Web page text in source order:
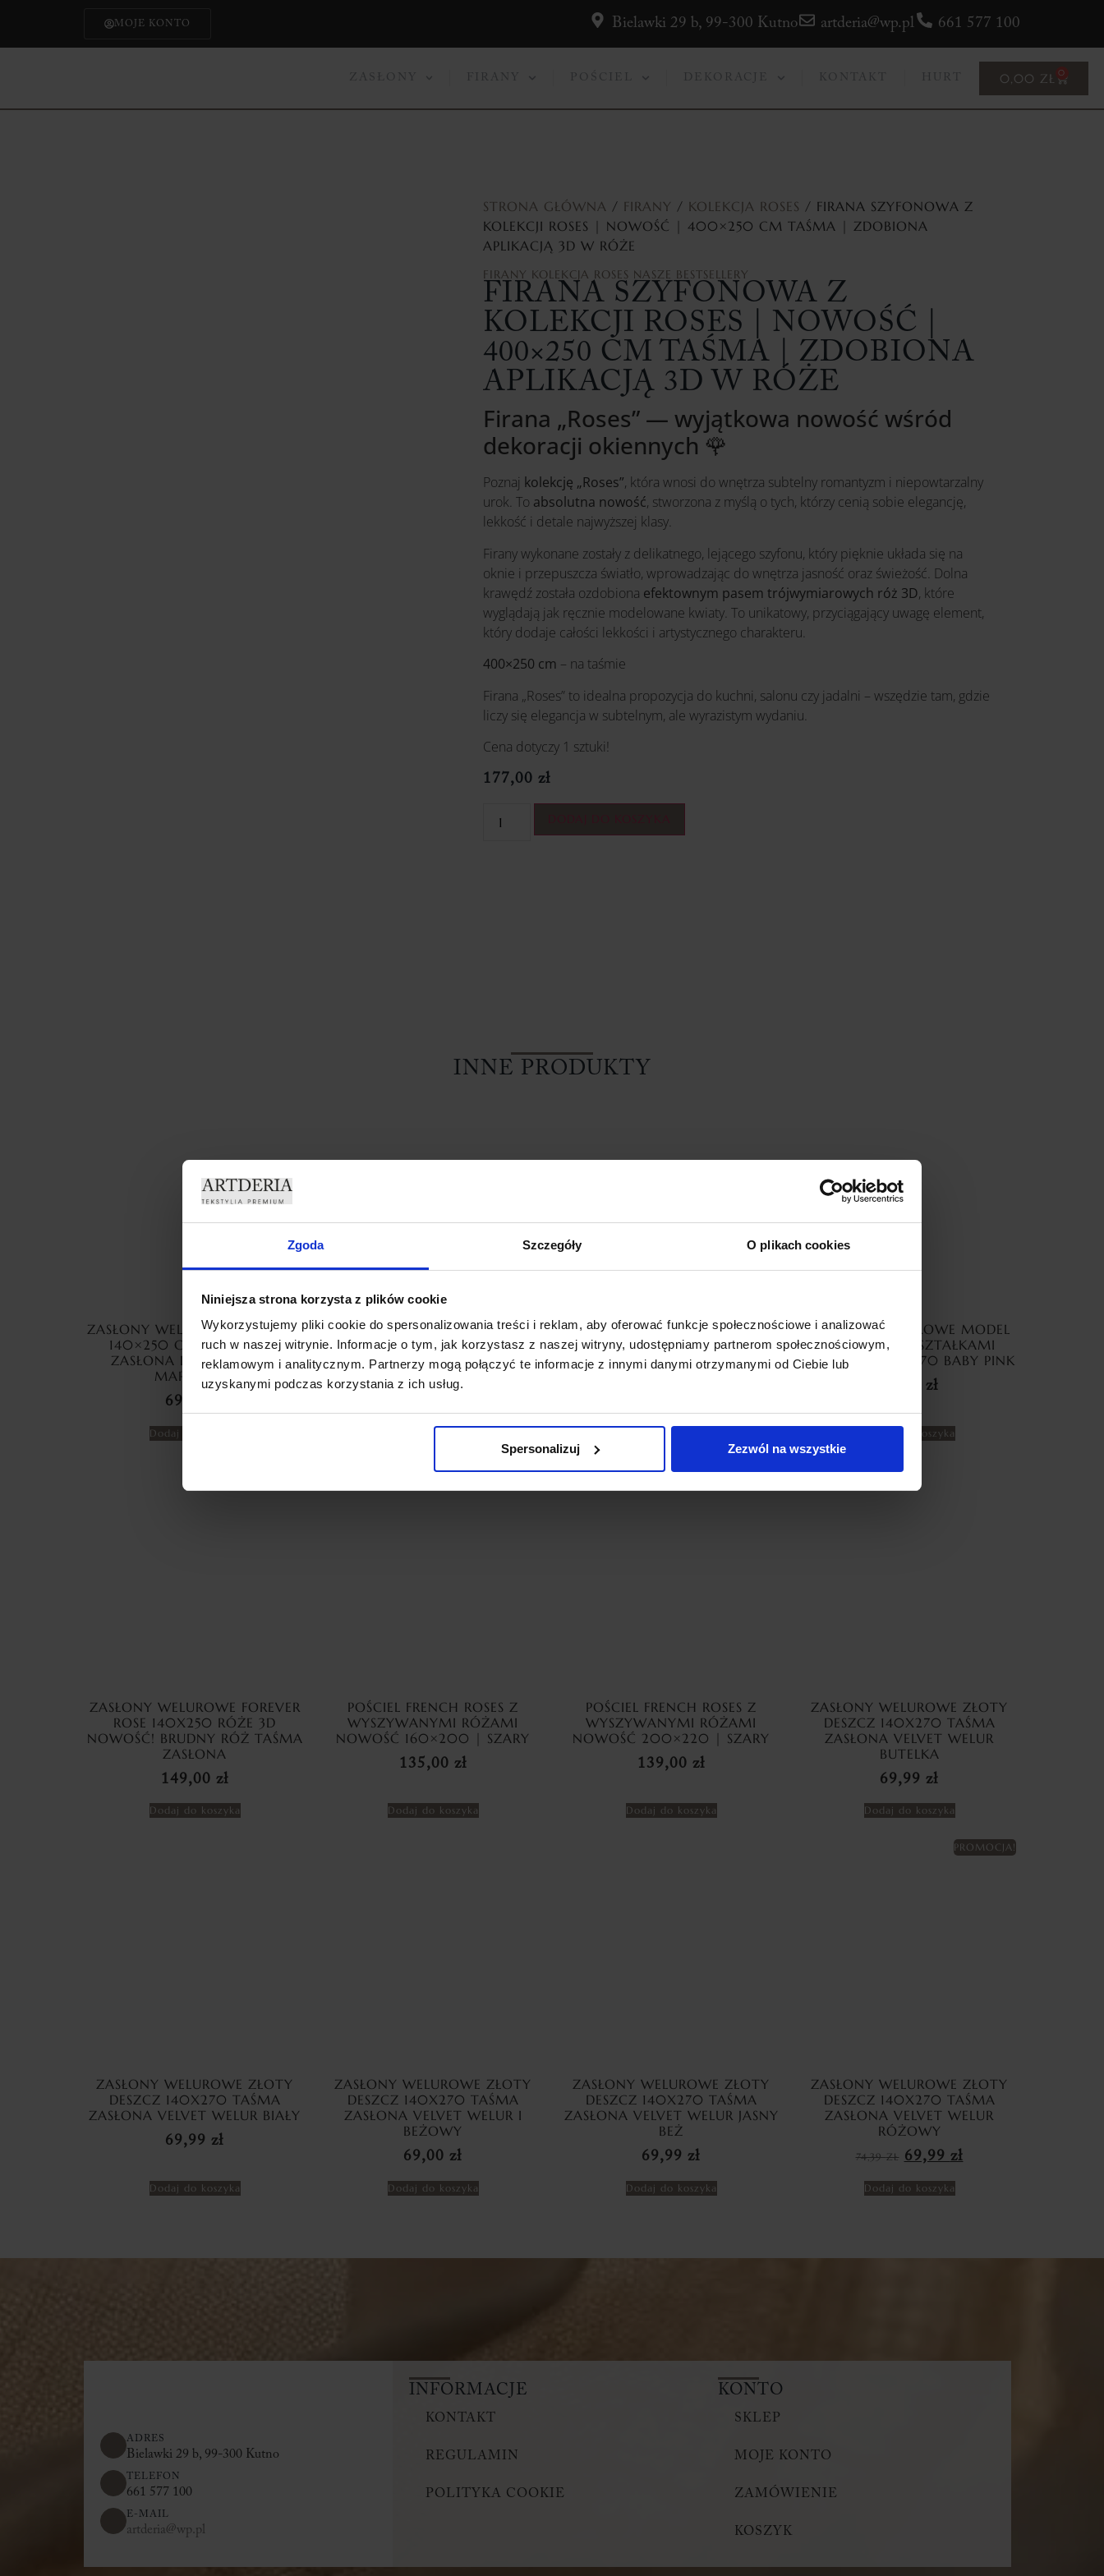
Zgoda Szczegóły O plikach cookies
Niniejsza strona korzysta z plików cookie
Wykorzystujemy pliki cookie do spersonalizowania treści i reklam, aby oferować funkcje społecznościowe i analizować
ruch w naszej witrynie. Informacje o tym, jak korzystasz z naszej witryny, udostępniamy partnerom społecznościowym,
reklamowym i analitycznym. Partnerzy mogą połączyć te informacje z innymi danymi otrzymanymi od Ciebie lub
uzyskanymi podczas korzystania z ich usług.
Spersonalizuj Zezwól na wszystkie
MOJE KONTO Bielawki 29 b, 99-300 Kutno artderia@wp.pl 661 577 100
ZASŁONY FIRANY POŚCIEL DEKORACJE KONTAKT HURT 0,00 ZŁ 0
STRONA GŁÓWNA / FIRANY / KOLEKCJA ROSES / FIRANA SZYFONOWA Z
KOLEKCJI ROSES | NOWOŚĆ | 400×250 CM TAŚMA | ZDOBIONA
APLIKACJĄ 3D W RÓŻE
FIRANY KOLEKCJA ROSES NASZE BESTSELLERY
FIRANA SZYFONOWA Z
KOLEKCJI ROSES | NOWOŚĆ |
400×250 CM TAŚMA | ZDOBIONA
APLIKACJĄ 3D W RÓŻE
Firana „Roses” — wyjątkowa nowość wśród
dekoracji okiennych 🌹
Poznaj kolekcję „Roses”, która wnosi do wnętrza subtelny romantyzm i niepowtarzalny
urok. To absolutna nowość, stworzona z myślą o tych, którzy cenią sobie elegancję,
lekkość i detale najwyższej klasy.
Firany wykonane zostały z delikatnego, lejącego szyfonu, który pięknie układa się na
oknie i przepuszcza światło, wprowadzając do wnętrza jasność oraz świeżość. Dolna
krawędź została ozdobiona efektownym pasem trójwymiarowych róż 3D, które
wyglądają jak ręcznie modelowane kwiaty. To unikatowy, przyciągający uwagę element,
który dodaje całości lekkości i artystycznego charakteru.
400×250 cm – na taśmie
Firana „Roses” to idealna propozycja do kuchni, salonu czy jadalni – wszędzie tam, gdzie
liczy się elegancja w subtelnym, ale wyrazistym wydaniu.
Cena dotyczy 1 sztuki!
177,00 zł
INNE PRODUKTY
ZASŁONY WELUROWE MARMUR
140×250 CM PRZELOTKA
ZASŁONA DEKORACYJNA
MARMUREK
69,99
Dodaj do koszyka
ZASŁONY WELUROWE MODEL
METOR Z KRYSZTAŁKAMI
CYRKONIE 140×250 CZARNY
ZASŁONA CRYSTAL
Dodaj do koszyka
ZASŁONY WELUROWE METOR Z
KRYSZTAŁKAMI 140×250 SILVER
ZASŁONY DEKORACYJNE
Dodaj do koszyka
ZASŁONY WELUROWE MODEL
METOR Z KRYSZTAŁKAMI
CYRKONIE 140×270 BABY PINK
zł
Dodaj do koszyka
ZASŁONY WELUROWE FOREVER
ROSE 140X250 RÓŻE 3D
NOWOŚĆ! BRUDNY RÓŻ TAŚMA
ZASŁONA
149,00 zł
Dodaj do koszyka
POŚCIEL FRENCH ROSES Z
WYSZYWANYMI RÓŻAMI
NOWOŚĆ 160×200 | SZARY
135,00 zł
Dodaj do koszyka
POŚCIEL FRENCH ROSES Z
WYSZYWANYMI RÓŻAMI
NOWOŚĆ 200×220 | SZARY
139,00 zł
Dodaj do koszyka
ZASŁONY WELUROWE ZŁOTY
DESZCZ 140X270 TAŚMA
ZASŁONA VELVET WELUR
BUTELKA
69,99 zł
Dodaj do koszyka
ZASŁONY WELUROWE ZŁOTY
DESZCZ 140X270 TAŚMA
ZASŁONA VELVET WELUR BIAŁY
69,99 zł
Dodaj do koszyka
ZASŁONY WELUROWE ZŁOTY
DESZCZ 140X270 TAŚMA
ZASŁONA VELVET WELUR I
BEŻOWY
69,00 zł
Dodaj do koszyka
ZASŁONY WELUROWE ZŁOTY
DESZCZ 140X270 TAŚMA
ZASŁONA VELVET WELUR JASNY
BEŻ
69,99 zł
Dodaj do koszyka
PROMOCJA!
ZASŁONY WELUROWE ZŁOTY
DESZCZ 140X270 TAŚMA
ZASŁONA VELVET WELUR
RÓŻOWY
74,39ZŁ 69,99 zł
Dodaj do koszyka
ADRES
Bielawki 29 b, 99-300 Kutno
TELEFON
661 577 100
E-MAIL
artderia@wp.pl
INFORMACJE
KONTAKT
REGULAMIN
POLITYKA COOKIE
KONTO
SKLEP
MOJE KONTO
ZAMÓWIENIE
KOSZYK